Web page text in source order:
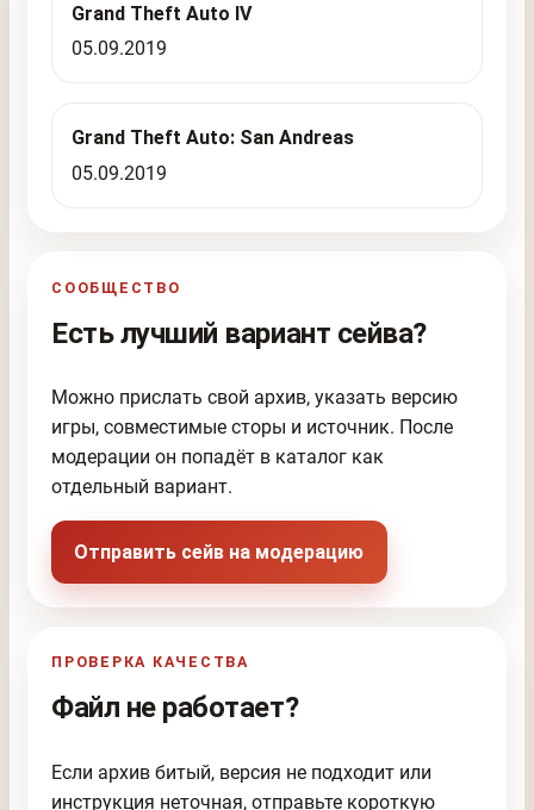
Grand Theft Auto IV
05.09.2019
Grand Theft Auto: San Andreas
05.09.2019
СООБЩЕСТВО
Есть лучший вариант сейва?
Можно прислать свой архив, указать версию
игры, совместимые сторы и источник. После
модерации он попадёт в каталог как
отдельный вариант.
Отправить сейв на модерацию
ПРОВЕРКА КАЧЕСТВА
Файл не работает?
Если архив битый, версия не подходит или
инструкция неточная, отправьте короткую